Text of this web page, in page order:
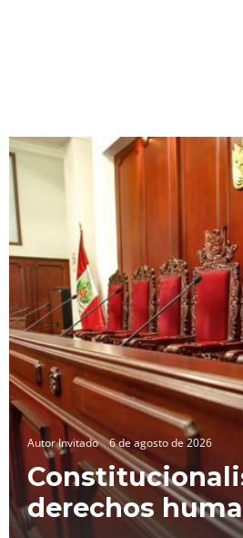
Autor Invitado 6 de agosto de 2026
derechos